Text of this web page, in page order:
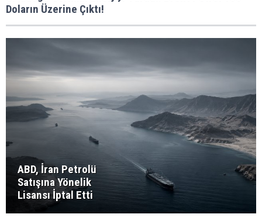
Doların Üzerine Çıktı!
ABD, İran Petrolü
Satışına Yönelik
Lisansı İptal Etti